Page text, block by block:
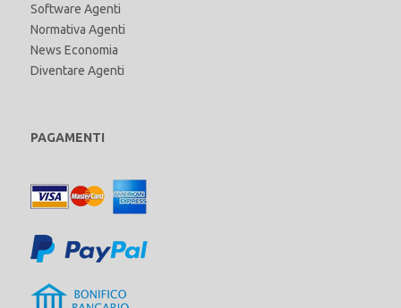
Software Agenti
Normativa Agenti
News Economia
Diventare Agenti
PAGAMENTI